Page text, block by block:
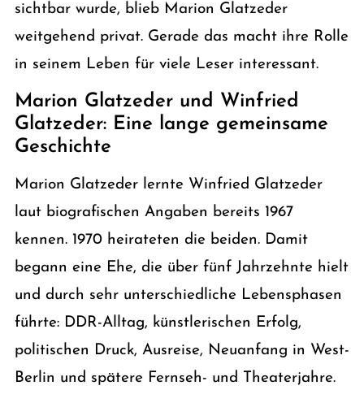
sichtbar wurde, blieb Marion Glatzeder
weitgehend privat. Gerade das macht ihre Rolle
in seinem Leben für viele Leser interessant.
Marion Glatzeder und Winfried
Glatzeder: Eine lange gemeinsame
Geschichte
Marion Glatzeder lernte Winfried Glatzeder
laut biografischen Angaben bereits 1967
kennen. 1970 heirateten die beiden. Damit
begann eine Ehe, die über fünf Jahrzehnte hielt
und durch sehr unterschiedliche Lebensphasen
führte: DDR-Alltag, künstlerischen Erfolg,
politischen Druck, Ausreise, Neuanfang in West-
Berlin und spätere Fernseh- und Theaterjahre.